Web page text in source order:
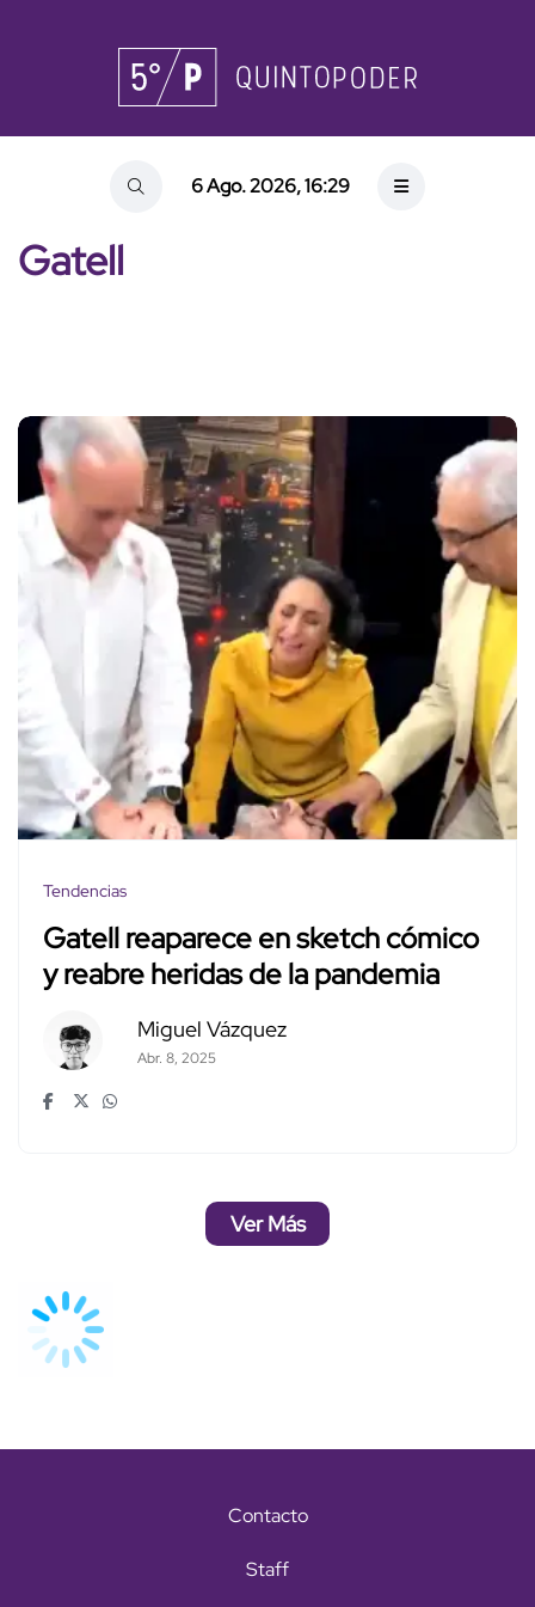
6 Ago. 2026, 16:29
Gatell
Tendencias
Gatell reaparece en sketch cómico
y reabre heridas de la pandemia
Miguel Vázquez
Abr. 8, 2025
Ver Más
Contacto
Staff